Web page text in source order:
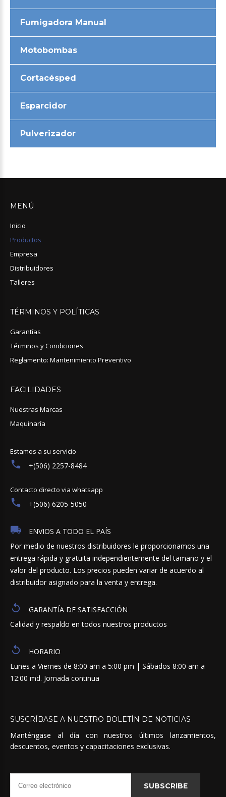
Fumigadora Manual
Motobombas
Cortacésped
Esparcidor
Pulverizador
MENÚ
Inicio
Productos
Empresa
Distribuidores
Talleres
TÉRMINOS Y POLÍTICAS
Garantías
Términos y Condiciones
Reglamento: Mantenimiento Preventivo
FACILIDADES
Nuestras Marcas
Maquinaría
Estamos a su servicio
+(506) 2257-8484
Contacto directo via whatsapp
+(506) 6205-5050
ENVIOS A TODO EL PAÍS
Por medio de nuestros distribuidores le proporcionamos una
entrega rápida y gratuita independientemente del tamaño y el
valor del producto. Los precios pueden variar de acuerdo al
distribuidor asignado para la venta y entrega.
GARANTÍA DE SATISFACCIÓN
Calidad y respaldo en todos nuestros productos
HORARIO
Lunes a Viernes de 8:00 am a 5:00 pm | Sábados 8:00 am a
12:00 md. Jornada continua
SUSCRÍBASE A NUESTRO BOLETÍN DE NOTICIAS
Manténgase al día con nuestros últimos lanzamientos,
descuentos, eventos y capacitaciones exclusivas.
SUBSCRIBE